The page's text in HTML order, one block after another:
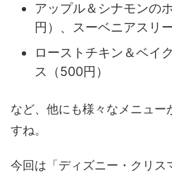
アップル＆シナモンの
円）、スーベニアスリ
ローストチキン＆ベイ
ス（500円）
など、他にも様々なメニュ
すね。
今回は「ディズニー・クリス